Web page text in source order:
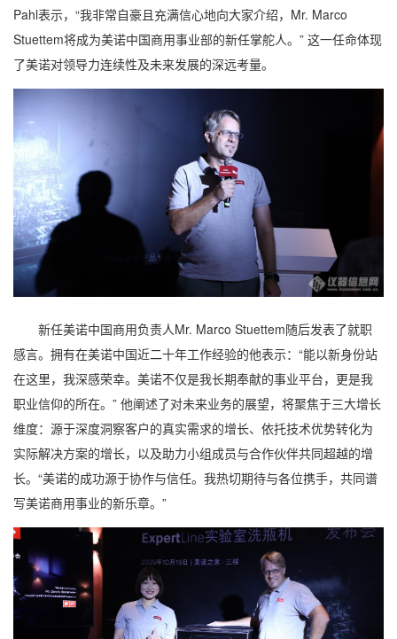
Pahl表示，“我非常自豪且充满信心地向大家介绍，Mr. Marco
Stuettem将成为美诺中国商用事业部的新任掌舵人。” 这一任命体现
了美诺对领导力连续性及未来发展的深远考量。
新任美诺中国商用负责人Mr. Marco Stuettem随后发表了就职
感言。拥有在美诺中国近二十年工作经验的他表示：“能以新身份站
在这里，我深感荣幸。美诺不仅是我长期奉献的事业平台，更是我
职业信仰的所在。” 他阐述了对未来业务的展望，将聚焦于三大增长
维度：源于深度洞察客户的真实需求的增长、依托技术优势转化为
实际解决方案的增长，以及助力小组成员与合作伙伴共同超越的增
长。“美诺的成功源于协作与信任。我热切期待与各位携手，共同谱
写美诺商用事业的新乐章。”